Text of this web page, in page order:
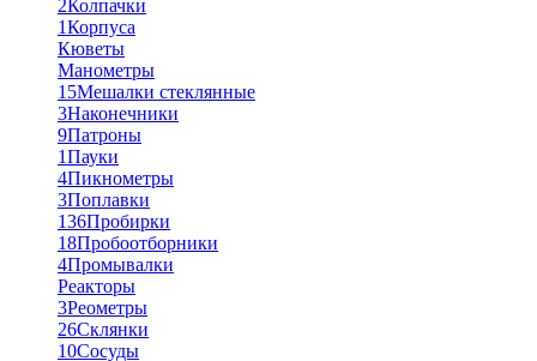
2Колпачки
1Корпуса
Кюветы
Манометры
15Мешалки стеклянные
3Наконечники
9Патроны
1Пауки
4Пикнометры
3Поплавки
136Пробирки
18Пробоотборники
4Промывалки
Реакторы
3Реометры
26Склянки
10Сосуды